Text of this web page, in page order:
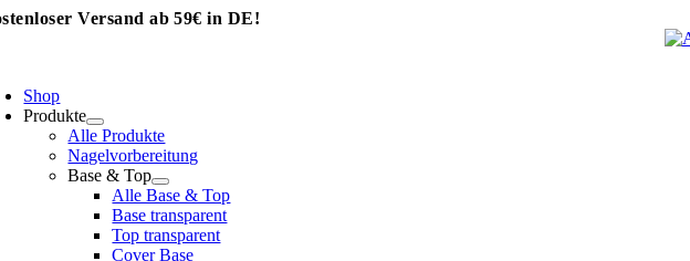
Skip
Versand ab 59€ in DE!
Shop
Produkte
Alle Produkte
Nagelvorbereitung
Base & Top
Alle Base & Top
Base transparent
Top transparent
Cover Base